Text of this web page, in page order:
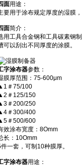
面用途：
要用于涂布规定厚度的湿膜
面简介：
用工具合金钢和工具碳素钢
可以刮出不同厚度的涂膜。
字涂布器参数：
膜厚范围：75-600μm
＃75/100
＃125/150
＃200/250
＃300/400
＃500/600
效涂布宽度：8Omm
长：10Omm
一套，可制10种膜厚。
字涂布器用途：